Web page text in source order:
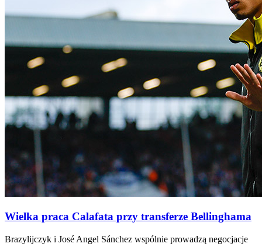
Wielka praca Calafata przy transferze Bellinghama
Brazylijczyk i José Angel Sánchez wspólnie prowadzą negocjacje